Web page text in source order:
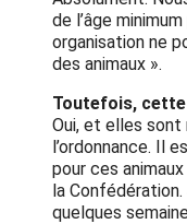
de l’âge
organisation ne
des animaux ».
Toutefois, cette
Oui, et elles sont
l’ordonnance. Il
pour ces
la
quelques